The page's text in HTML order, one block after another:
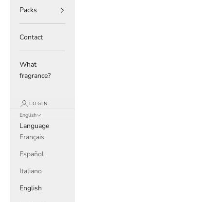
Packs
Contact
What
fragrance?
LOGIN
English
Language
Français
Español
Italiano
English